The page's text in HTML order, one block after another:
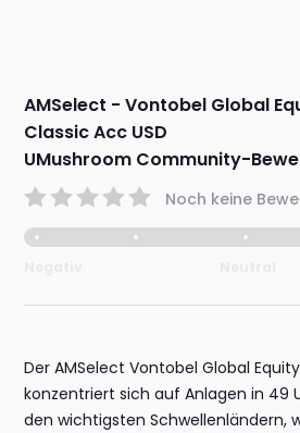
AMSelect - Vontobel Global
Classic Acc USD
UMushroom Community-
Noch keine
Der AMSelect Vontobel Global
konzentriert sich auf Anlagen in 49
den wichtigsten Schwellenländern,